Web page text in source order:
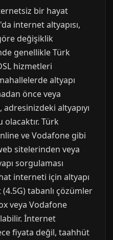
bir hayat
internet altyapısı,
değişiklik
genellikle Türk
hizmetleri
altyapı
önce veya
altyapıyı
Türk
ve Vodafone gibi
sitelerinden veya
sorgulaması
interneti için altyapı
tabanlı çözümler
veya Vodafone
İnternet
fiyata değil, taahhüt